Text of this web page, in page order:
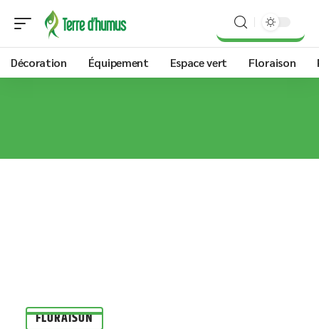
Décoration Équipement Espace vert Floraison
FLORAISON